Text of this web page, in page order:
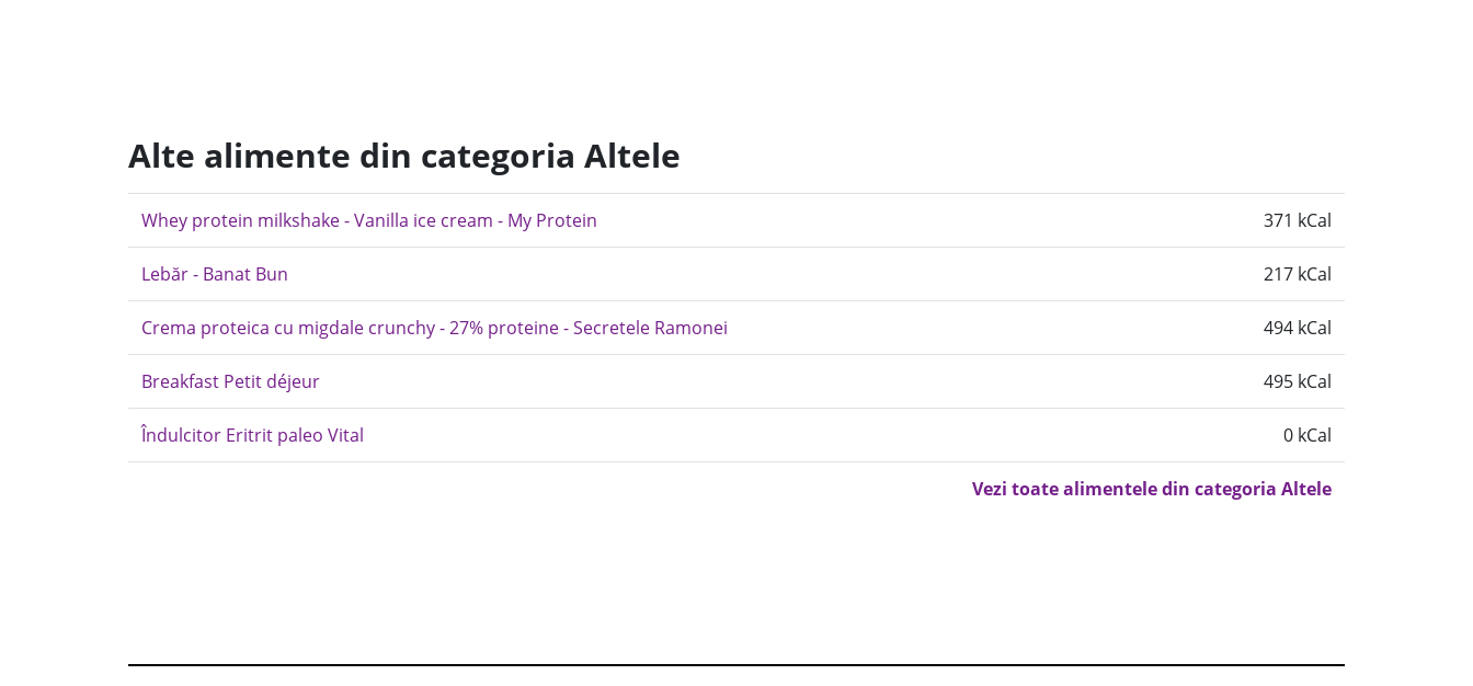
Alte alimente din categoria Altele
Whey protein milkshake - Vanilla ice cream - My Protein 371 kCal
Lebăr - Banat Bun 217 kCal
Crema proteica cu migdale crunchy - 27% proteine - Secretele Ramonei 494 kCal
Breakfast Petit déjeur 495 kCal
Îndulcitor Eritrit paleo Vital 0 kCal
Vezi toate alimentele din categoria Altele